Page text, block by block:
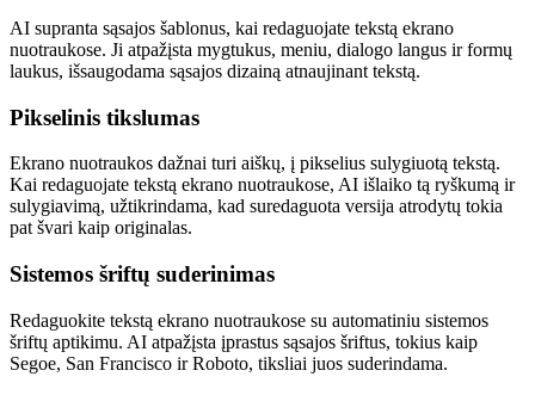
AI supranta sąsajos šablonus, kai redaguojate tekstą ekrano
nuotraukose. Ji atpažįsta mygtukus, meniu, dialogo langus ir formų
laukus, išsaugodama sąsajos dizainą atnaujinant tekstą.
Pikselinis tikslumas
Ekrano nuotraukos dažnai turi aiškų, į pikselius sulygiuotą tekstą.
Kai redaguojate tekstą ekrano nuotraukose, AI išlaiko tą ryškumą ir
sulygiavimą, užtikrindama, kad suredaguota versija atrodytų tokia
pat švari kaip originalas.
Sistemos šriftų suderinimas
Redaguokite tekstą ekrano nuotraukose su automatiniu sistemos
šriftų aptikimu. AI atpažįsta įprastus sąsajos šriftus, tokius kaip
Segoe, San Francisco ir Roboto, tiksliai juos suderindama.